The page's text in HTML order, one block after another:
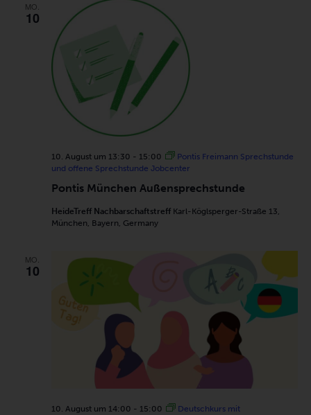
MO.
10
Pontis München Außensprechstunde
10. August um 13:30 - 15:00
Pontis Freimann Sprechstunde
und offene Sprechstunde Jobcenter
HeideTreff Nachbarschaftstreff Karl-Köglsperger-Straße 13,
München, Bayern, Germany
MO.
10
10. August um 14:00 - 15:00
Deutschkurs mit